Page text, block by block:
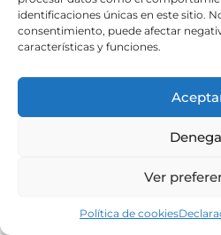
identificaciones únicas en este sitio.
consentimiento, puede afectar
características y funciones.
Ver
Política de cookies
Política de
Portal de